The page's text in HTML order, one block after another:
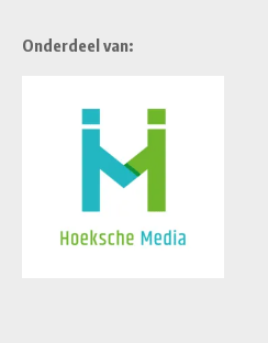
Onderdeel van: